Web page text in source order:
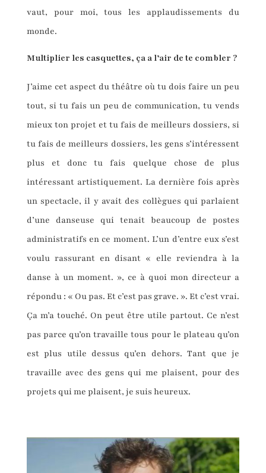
vaut, pour moi, tous les applaudissements du
monde.
Multiplier les casquettes, ça a l’air de te combler ?
J’aime cet aspect du théâtre où tu dois faire un peu
tout, si tu fais un peu de communication, tu vends
mieux ton projet et tu fais de meilleurs dossiers, si
tu fais de meilleurs dossiers, les gens s’intéressent
plus et donc tu fais quelque chose de plus
intéressant artistiquement. La dernière fois après
un spectacle, il y avait des collègues qui parlaient
d’une danseuse qui tenait beaucoup de postes
administratifs en ce moment. L’un d’entre eux s’est
voulu rassurant en disant « elle reviendra à la
danse à un moment. », ce à quoi mon directeur a
répondu : « Ou pas. Et c’est pas grave. ». Et c’est vrai.
Ça m’a touché. On peut être utile partout. Ce n’est
pas parce qu’on travaille tous pour le plateau qu’on
est plus utile dessus qu’en dehors. Tant que je
travaille avec des gens qui me plaisent, pour des
projets qui me plaisent, je suis heureux.